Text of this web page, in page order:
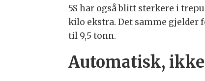
5S har også blitt sterkere i
kilo ekstra. Det samme gjelder
til 9,5 tonn.
Automatisk,